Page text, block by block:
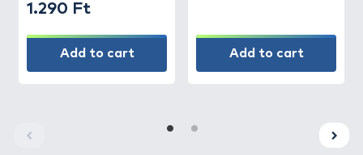
1.290 Ft
Add to cart Add to cart